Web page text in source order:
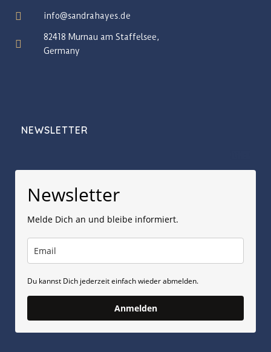
info@sandrahayes.de
82418 Murnau am Staffelsee,
Germany
NEWSLETTER
Newsletter
Melde Dich an und bleibe informiert.
Du kannst Dich jederzeit einfach wieder abmelden.
Anmelden